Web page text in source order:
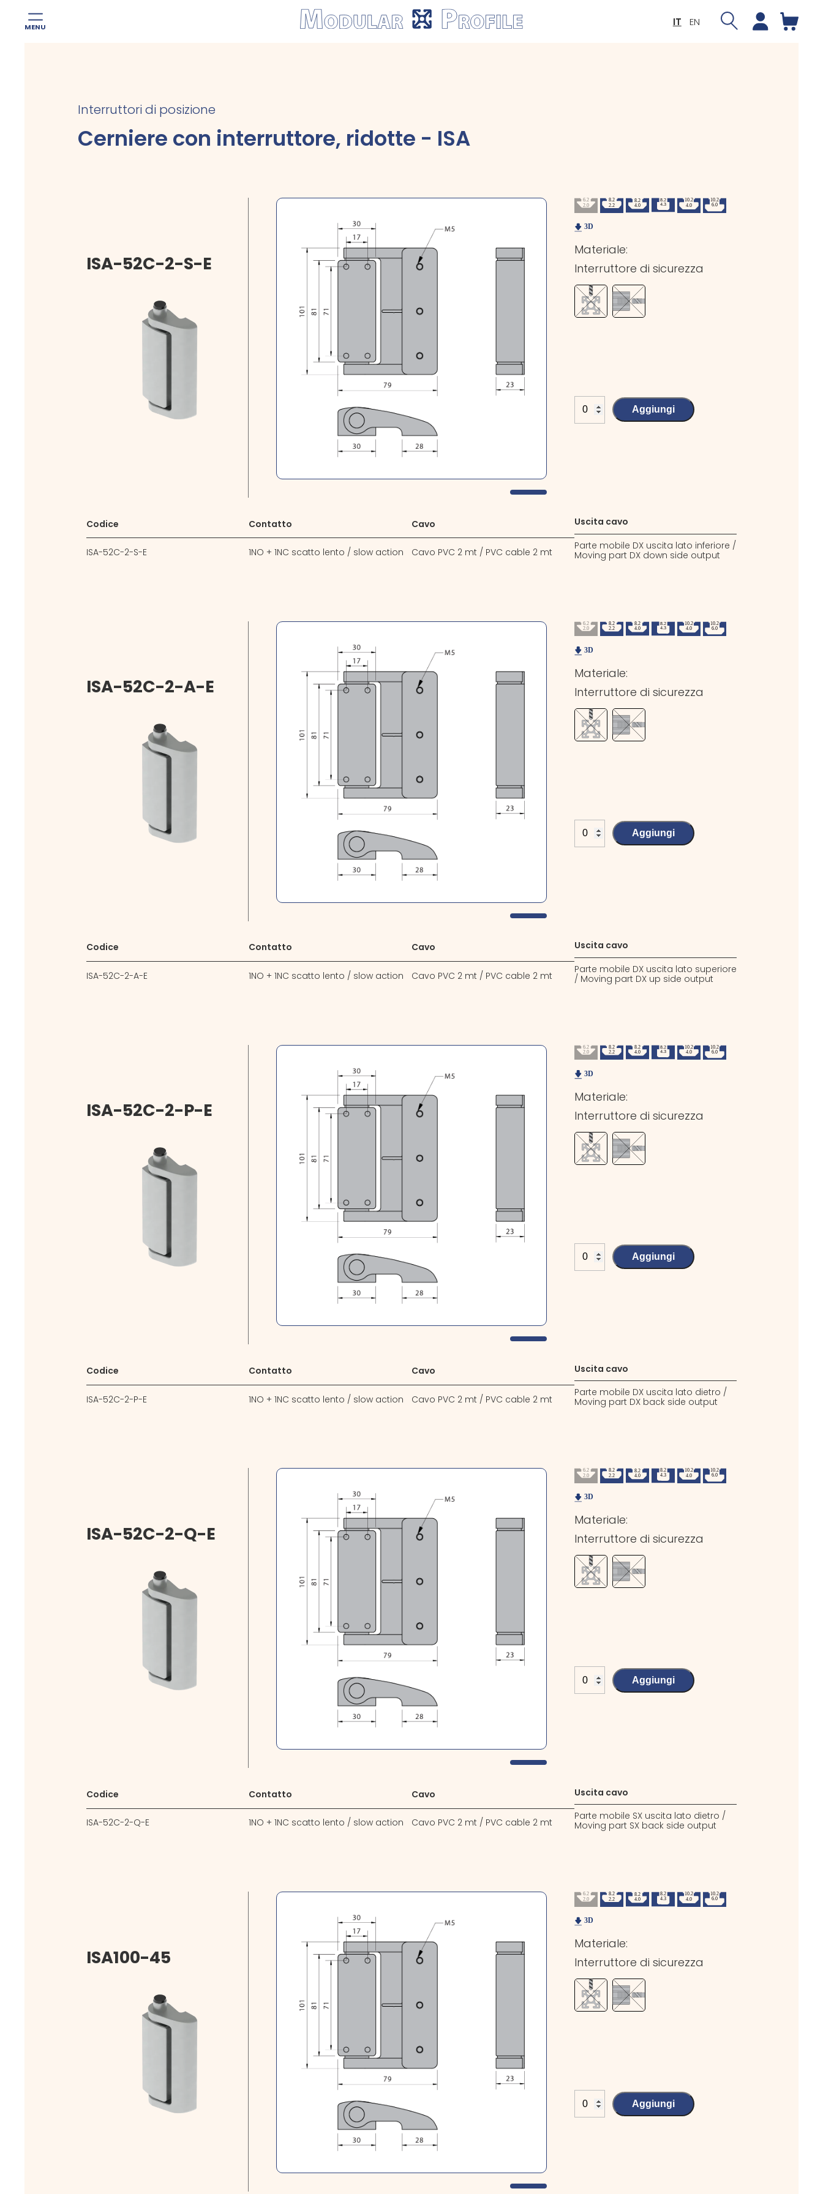
MENU IT EN
Interruttori di posizione
Cerniere con interruttore, ridotte - ISA
ISA-52C-2-S-E
Materiale:
Interruttore di sicurezza
Aggiungi
Codice
ISA-52C-2-S-E
Contatto
1NO + 1NC scatto lento / slow action
Cavo
Cavo PVC 2 mt / PVC cable 2 mt
Uscita cavo
Parte mobile DX uscita lato inferiore /
Moving part DX down side output
ISA-52C-2-A-E
Materiale:
Interruttore di sicurezza
Aggiungi
Codice
ISA-52C-2-A-E
Contatto
1NO + 1NC scatto lento / slow action
Cavo
Cavo PVC 2 mt / PVC cable 2 mt
Uscita cavo
Parte mobile DX uscita lato superiore
/ Moving part DX up side output
ISA-52C-2-P-E
Materiale:
Interruttore di sicurezza
Aggiungi
Codice
ISA-52C-2-P-E
Contatto
1NO + 1NC scatto lento / slow action
Cavo
Cavo PVC 2 mt / PVC cable 2 mt
Uscita cavo
Parte mobile DX uscita lato dietro /
Moving part DX back side output
ISA-52C-2-Q-E
Materiale:
Interruttore di sicurezza
Aggiungi
Codice
ISA-52C-2-Q-E
Contatto
1NO + 1NC scatto lento / slow action
Cavo
Cavo PVC 2 mt / PVC cable 2 mt
Uscita cavo
Parte mobile SX uscita lato dietro /
Moving part SX back side output
ISA100-45
Materiale:
Interruttore di sicurezza
Aggiungi